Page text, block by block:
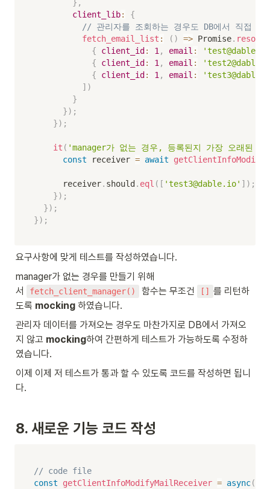
} ,
client_lib:
{
// 관리자를 조회하는 경우도 DB에서 직접 가
fetch_email_list : ( ) => Promise. resolve
{
client_id : 1 , email :
{
client_id : 1 , email :
{
client_id : 1 , email :
] )
}
}) ;
}) ;
it ( 'manager가 없는 경우, 등록된지 가장 오래된
const receiver = await
      receiver
. should . eql ( [ 'test3@dable.io' ] ) ;
}) ;
}) ;
}) ;
요구사항에 맞게 테스트를 작성하였습니다.
manager가 없는 경우를 만들기 위해
서
fetch_client_manager() 함수는 무조건 []
를 리턴하
도록 mocking 하였습니다.
관리자 데이터를 가져오는 경우도 마찬가지로 DB에서 가져오
지 않고 mocking하여 간편하게 테스트가 가능하도록 수정하
였습니다.
이제 이제 저 테스트가 통과 할 수 있도록 코드를 작성하면 됩니
다.
8. 새로운 기능 코드 작성
// code file
const
getClientInfoModifyMailReceiver = async(